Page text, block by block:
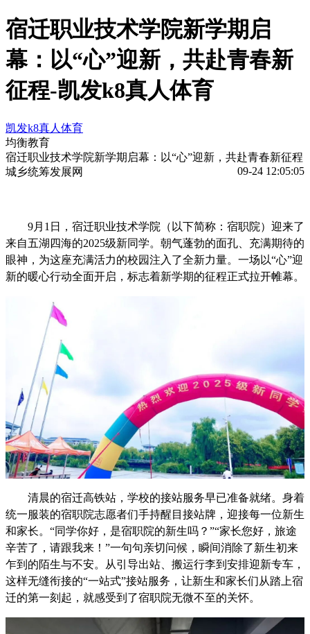
宿迁职业技术学院新学期启
幕：以“心”迎新，共赴青春新
征程-凯发k8真人体育
凯发k8真人体育
均衡教育
宿迁职业技术学院新学期启幕：以“心”迎新，共赴青春新征程
城乡统筹发展网
09-24 12:05:05
9月1日，宿迁职业技术学院（以下简称：宿职院）迎来了
来自五湖四海的2025级新同学。朝气蓬勃的面孔、充满期待的
眼神，为这座充满活力的校园注入了全新力量。一场以“心”迎
新的暖心行动全面开启，标志着新学期的征程正式拉开帷幕。
清晨的宿迁高铁站，学校的接站服务早已准备就绪。身着
统一服装的宿职院志愿者们手持醒目接站牌，迎接每一位新生
和家长。“同学你好，是宿职院的新生吗？”“家长您好，旅途
辛苦了，请跟我来！”一句句亲切问候，瞬间消除了新生初来
乍到的陌生与不安。从引导出站、搬运行李到安排迎新专车，
这样无缝衔接的“一站式”接站服务，让新生和家长们从踏上宿
迁的第一刻起，就感受到了宿职院无微不至的关怀。